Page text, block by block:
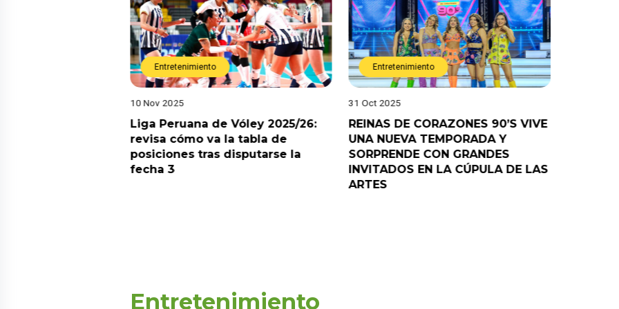
Entretenimiento
10 Nov 2025
Liga Peruana de Vóley 2025/26:
revisa cómo va la tabla de
posiciones tras disputarse la
fecha 3
Entretenimiento
31 Oct 2025
REINAS DE CORAZONES 90’S VIVE
UNA NUEVA TEMPORADA Y
SORPRENDE CON GRANDES
INVITADOS EN LA CÚPULA DE LAS
ARTES
Entretenimiento